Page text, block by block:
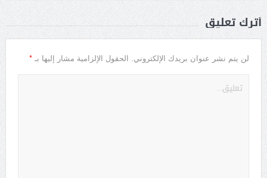
أترك تعليق
لن يتم نشر عنوان بريدك الإلكتروني. الحقول الإلزامية مشار إليها بـ *